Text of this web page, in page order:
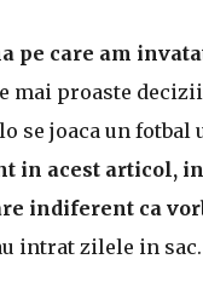
pe care am
mai proaste
se joaca un
in acest articol,
indiferent ca
intrat zilele in sac.